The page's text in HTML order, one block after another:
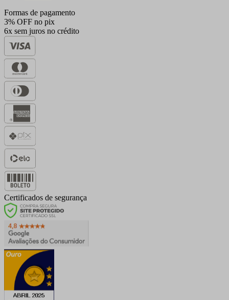
Formas de pagamento
3% OFF no pix
6x sem juros no crédito
Certificados de segurança